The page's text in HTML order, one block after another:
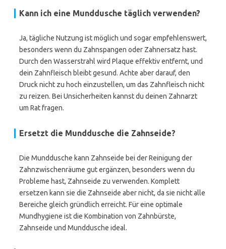
Kann ich eine Munddusche täglich verwenden?
Ja, tägliche Nutzung ist möglich und sogar empfehlenswert,
besonders wenn du Zahnspangen oder Zahnersatz hast.
Durch den Wasserstrahl wird Plaque effektiv entfernt, und
dein Zahnfleisch bleibt gesund. Achte aber darauf, den
Druck nicht zu hoch einzustellen, um das Zahnfleisch nicht
zu reizen. Bei Unsicherheiten kannst du deinen Zahnarzt
um Rat fragen.
Ersetzt die Munddusche die Zahnseide?
Die Munddusche kann Zahnseide bei der Reinigung der
Zahnzwischenräume gut ergänzen, besonders wenn du
Probleme hast, Zahnseide zu verwenden. Komplett
ersetzen kann sie die Zahnseide aber nicht, da sie nicht alle
Bereiche gleich gründlich erreicht. Für eine optimale
Mundhygiene ist die Kombination von Zahnbürste,
Zahnseide und Munddusche ideal.